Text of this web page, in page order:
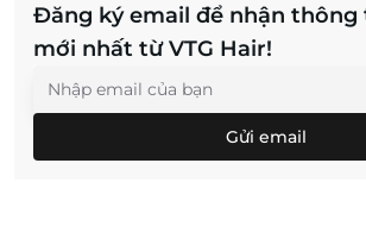
Đăng ký email để nhận thông
mới nhất từ VTG Hair!
Gửi email